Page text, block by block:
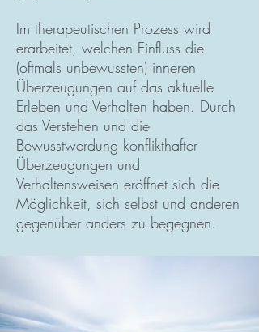
Im therapeutischen Prozess wird
erarbeitet, welchen Einfluss die
(oftmals unbewussten) inneren
Überzeugungen auf das aktuelle
Erleben und Verhalten haben. Durch
das Verstehen und die
Bewusstwerdung konflikthafter
Überzeugungen und
Verhaltensweisen eröffnet sich die
Möglichkeit, sich selbst und anderen
gegenüber anders zu begegnen.